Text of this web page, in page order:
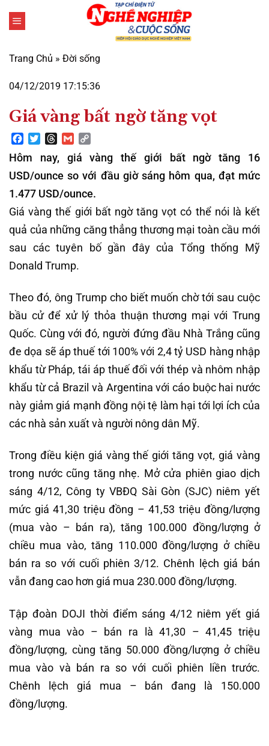
qua
dung
Trang Chủ » Đời sống
04/12/2019 17:15:36
Giá vàng bất ngờ tăng vọt
Facebook
TwitterThreads
Gmail
Link
Hôm nay, giá vàng thế giới bất ngờ tăng 16
USD/ounce so với đầu giờ sáng hôm qua, đạt mức
1.477 USD/ounce.
Giá vàng thế giới bất ngờ tăng vọt có thể nói là kết
quả của những căng thẳng thương mại toàn cầu mới
sau các tuyên bố gần đây của Tổng thống Mỹ
Donald Trump.
Theo đó, ông Trump cho biết muốn chờ tới sau cuộc
bầu cử để xử lý thỏa thuận thương mại với Trung
Quốc. Cùng với đó, người đứng đầu Nhà Trắng cũng
đe dọa sẽ áp thuế tới 100% với 2,4 tỷ USD hàng nhập
khẩu từ Pháp, tái áp thuế đối với thép và nhôm nhập
khẩu từ cả Brazil và Argentina với cáo buộc hai nước
này giảm giá mạnh đồng nội tệ làm hại tới lợi ích của
các nhà sản xuất và người nông dân Mỹ.
Trong điều kiện giá vàng thế giới tăng vọt, giá vàng
trong nước cũng tăng nhẹ. Mở cửa phiên giao dịch
sáng 4/12, Công ty VBĐQ Sài Gòn (SJC) niêm yết
mức giá 41,30 triệu đồng – 41,53 triệu đồng/lượng
(mua vào – bán ra), tăng 100.000 đồng/lượng ở
chiều mua vào, tăng 110.000 đồng/lượng ở chiều
bán ra so với cuối phiên 3/12. Chênh lệch giá bán
vẫn đang cao hơn giá mua 230.000 đồng/lượng.
Tập đoàn DOJI thời điểm sáng 4/12 niêm yết giá
vàng mua vào – bán ra là 41,30 – 41,45 triệu
đồng/lượng, cùng tăng 50.000 đồng/lượng ở chiều
mua vào và bán ra so với cuối phiên liền trước.
Chênh lệch giá mua – bán đang là 150.000
đồng/lượng.